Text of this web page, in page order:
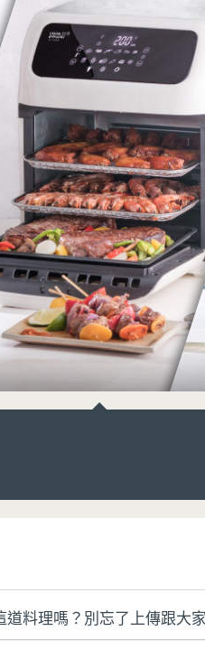
道料理嗎？別忘了上傳跟大